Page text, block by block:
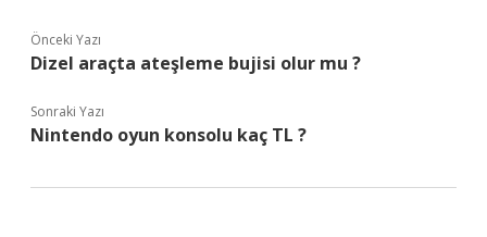
Önceki Yazı
Dizel araçta ateşleme bujisi olur mu ?
Sonraki Yazı
Nintendo oyun konsolu kaç TL ?